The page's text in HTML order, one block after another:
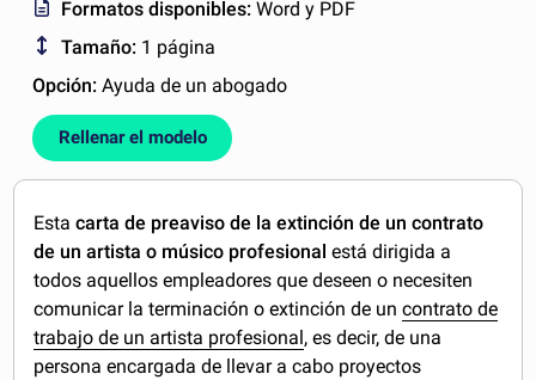
FAQ
MI CUENTA
Formatos disponibles:Word y PDF
Tamaño: 1 página
Opción:Ayuda de un abogado
Rellenar el modelo
Esta carta de preaviso de la extinción de un contrato
de un artista o músico profesional está dirigida a
todos aquellos empleadores que deseen o necesiten
comunicar la terminación o extinción de uncontrato de
trabajo de un artista profesional , es decir, de una
persona encargada de llevar a cabo proyectos